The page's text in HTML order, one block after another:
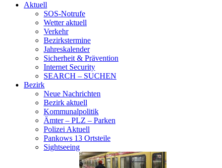
Aktuell
SOS-Notrufe
Wetter aktuell
Verkehr
Bezirkstermine
Jahreskalender
Sicherheit & Prävention
Internet Security
SEARCH – SUCHEN
Bezirk
Neue Nachrichten
Bezirk aktuell
Kommunalpolitik
Ämter – PLZ – Parken
Polizei Aktuell
Pankows 13 Ortsteile
Sightseeing